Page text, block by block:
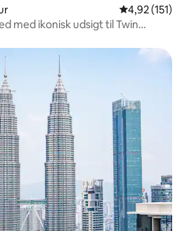
4,92 ud af 5 i
4,92 (151)
med ikonisk udsigt til Twin